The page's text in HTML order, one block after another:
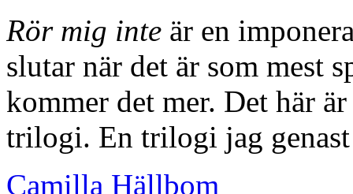
Rör mig inte är en
slutar när det är som mest
kommer det mer. Det här
trilogi. En trilogi jag
Camilla Hällbom